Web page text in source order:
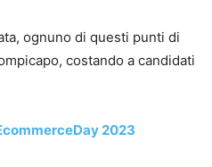
ognuno di questi punti di
costando a candidati
2023